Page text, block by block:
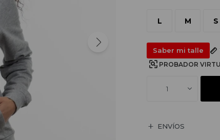
L M S
Saber mi talle
PROBADOR
1
ENVÍOS